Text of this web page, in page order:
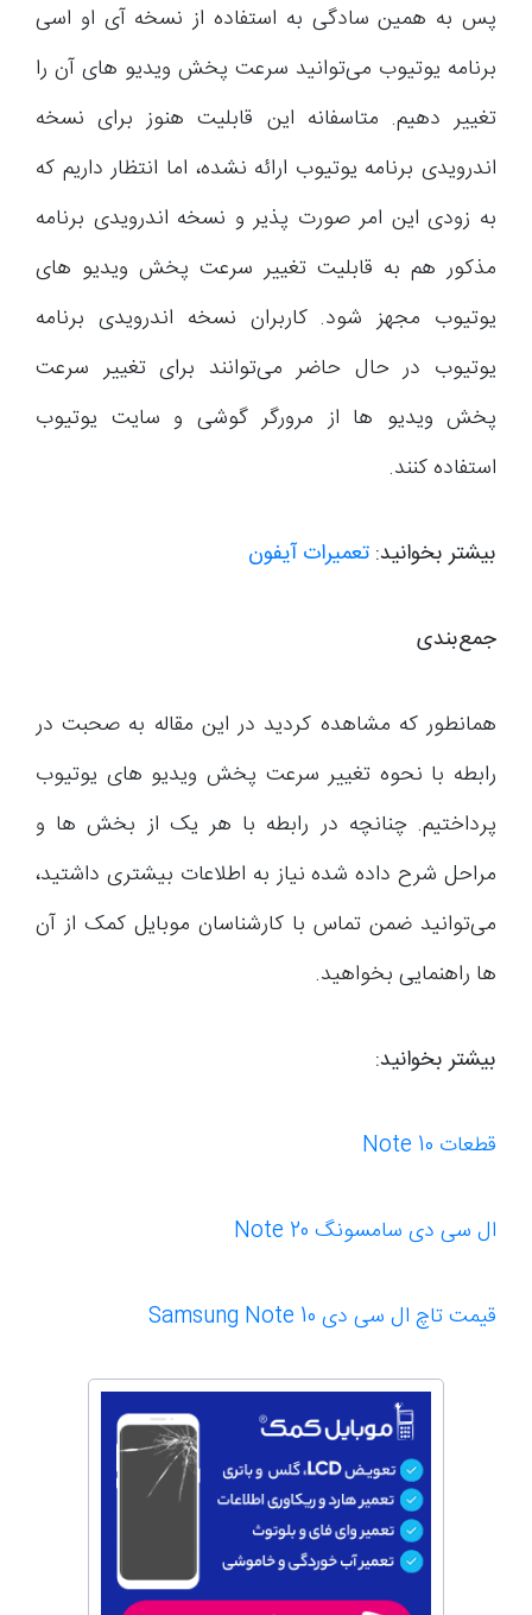
پس به همین سادگی به استفاده از نسخه آی او اسی
برنامه یوتیوب می‌توانید سرعت پخش ویدیو های آن را
تغییر دهیم. متاسفانه این قابلیت هنوز برای نسخه
اندرویدی برنامه یوتیوب ارائه نشده، اما انتظار داریم که
به زودی این امر صورت پذیر و نسخه اندرویدی برنامه
مذکور هم به قابلیت تغییر سرعت پخش ویدیو های
یوتیوب مجهز شود. کاربران نسخه اندرویدی برنامه
یوتیوب در حال حاضر می‌توانند برای تغییر سرعت
پخش ویدیو ها از مرورگر گوشی و سایت یوتیوب
استفاده کنند.
بیشتر بخوانید: تعمیرات آیفون
جمع‌بندی
همانطور که مشاهده کردید در این مقاله به صحبت در
رابطه با نحوه تغییر سرعت پخش ویدیو های یوتیوب
پرداختیم. چنانچه در رابطه با هر یک از بخش ها و
مراحل شرح داده شده نیاز به اطلاعات بیشتری داشتید،
می‌توانید ضمن تماس با کارشناسان موبایل کمک از آن
ها راهنمایی بخواهید.
بیشتر بخوانید:
قطعات Note 10
ال سی دی سامسونگ Note 20
قیمت تاچ ال سی دی Samsung Note 10